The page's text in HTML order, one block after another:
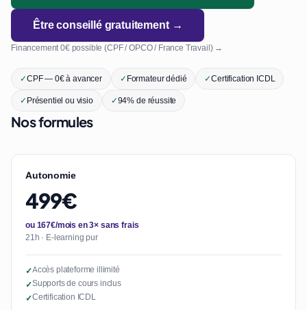
Être conseillé gratuitement →
Financement 0€ possible (CPF / OPCO / France Travail) →
✓CPF — 0€ à avancer ✓Formateur dédié ✓Certification ICDL
✓Présentiel ou visio ✓94% de réussite
Nos formules
Autonomie
499€
ou 167€/mois en 3× sans frais
21h · E-learning pur
✓Accès plateforme illimité
✓Supports de cours inclus
✓Certification ICDL